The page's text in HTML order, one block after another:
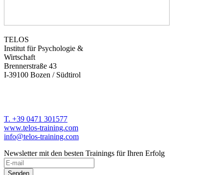
TELOS
Institut für Psychologie &
Wirtschaft
Brennerstraße 43
I-39100 Bozen / Südtirol
T. +39 0471 301577
www.telos-training.com
info@telos-training.com
Newsletter mit den besten Trainings für Ihren Erfolg